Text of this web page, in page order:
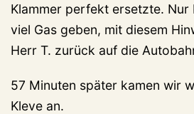
Klammer perfekt ersetzte. Nur
viel Gas geben, mit diesem
Herr T. zurück auf die
57 Minuten später kamen wir
Kleve an.